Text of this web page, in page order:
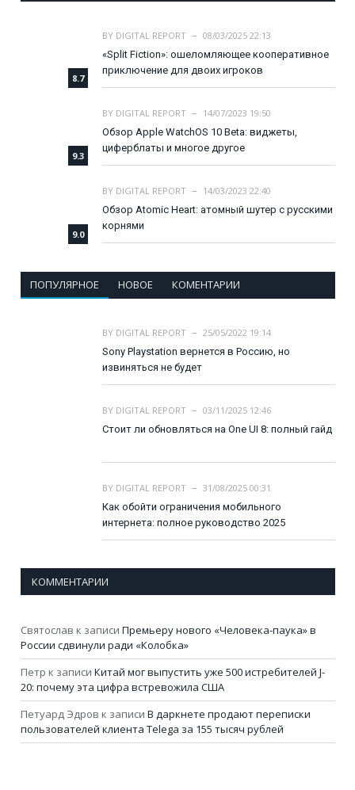
8.7
BY DIGITAL REPORT
08/03/2025 22:13
«Split Fiction»: ошеломляющее кооперативное
приключение для двоих игроков
9.3
BY DIGITAL REPORT
14/07/2023 19:50
Обзор Apple WatchOS 10 Beta: виджеты,
циферблаты и многое другое
9.0
BY DIGITAL REPORT
14/03/2023 22:40
Обзор Atomic Heart: атомный шутер с русскими
корнями
ПОПУЛЯРНОЕ НОВОЕ КОМЕНТАРИИ
BY DIGITAL REPORT
25/05/2022 19:14
Sony Playstation вернется в Россию, но
извиняться не будет
BY DIGITAL REPORT
03/11/2025 12:46
Стоит ли обновляться на One UI 8: полный гайд
BY DIGITAL REPORT
31/08/2025 00:31
Как обойти ограничения мобильного
интернета: полное руководство 2025
КОММЕНТАРИИ
Святослав к записи Премьеру нового «Человека-паука» в
России сдвинули ради «Колобка»
Петр к записи Китай мог выпустить уже 500 истребителей J-
20: почему эта цифра встревожила США
Петуард Эдров к записи В даркнете продают переписки
пользователей клиента Telega за 155 тысяч рублей